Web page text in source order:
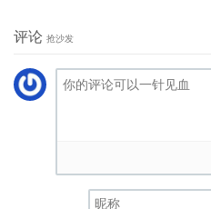
评论 抢沙发